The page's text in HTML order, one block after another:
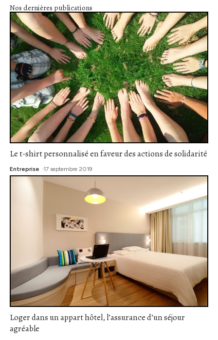
Nos dernières publications
Le t-shirt personnalisé en faveur des actions de solidarité
Entreprise 17 septembre 2019
Loger dans un appart hôtel, l’assurance d’un séjour
agréable